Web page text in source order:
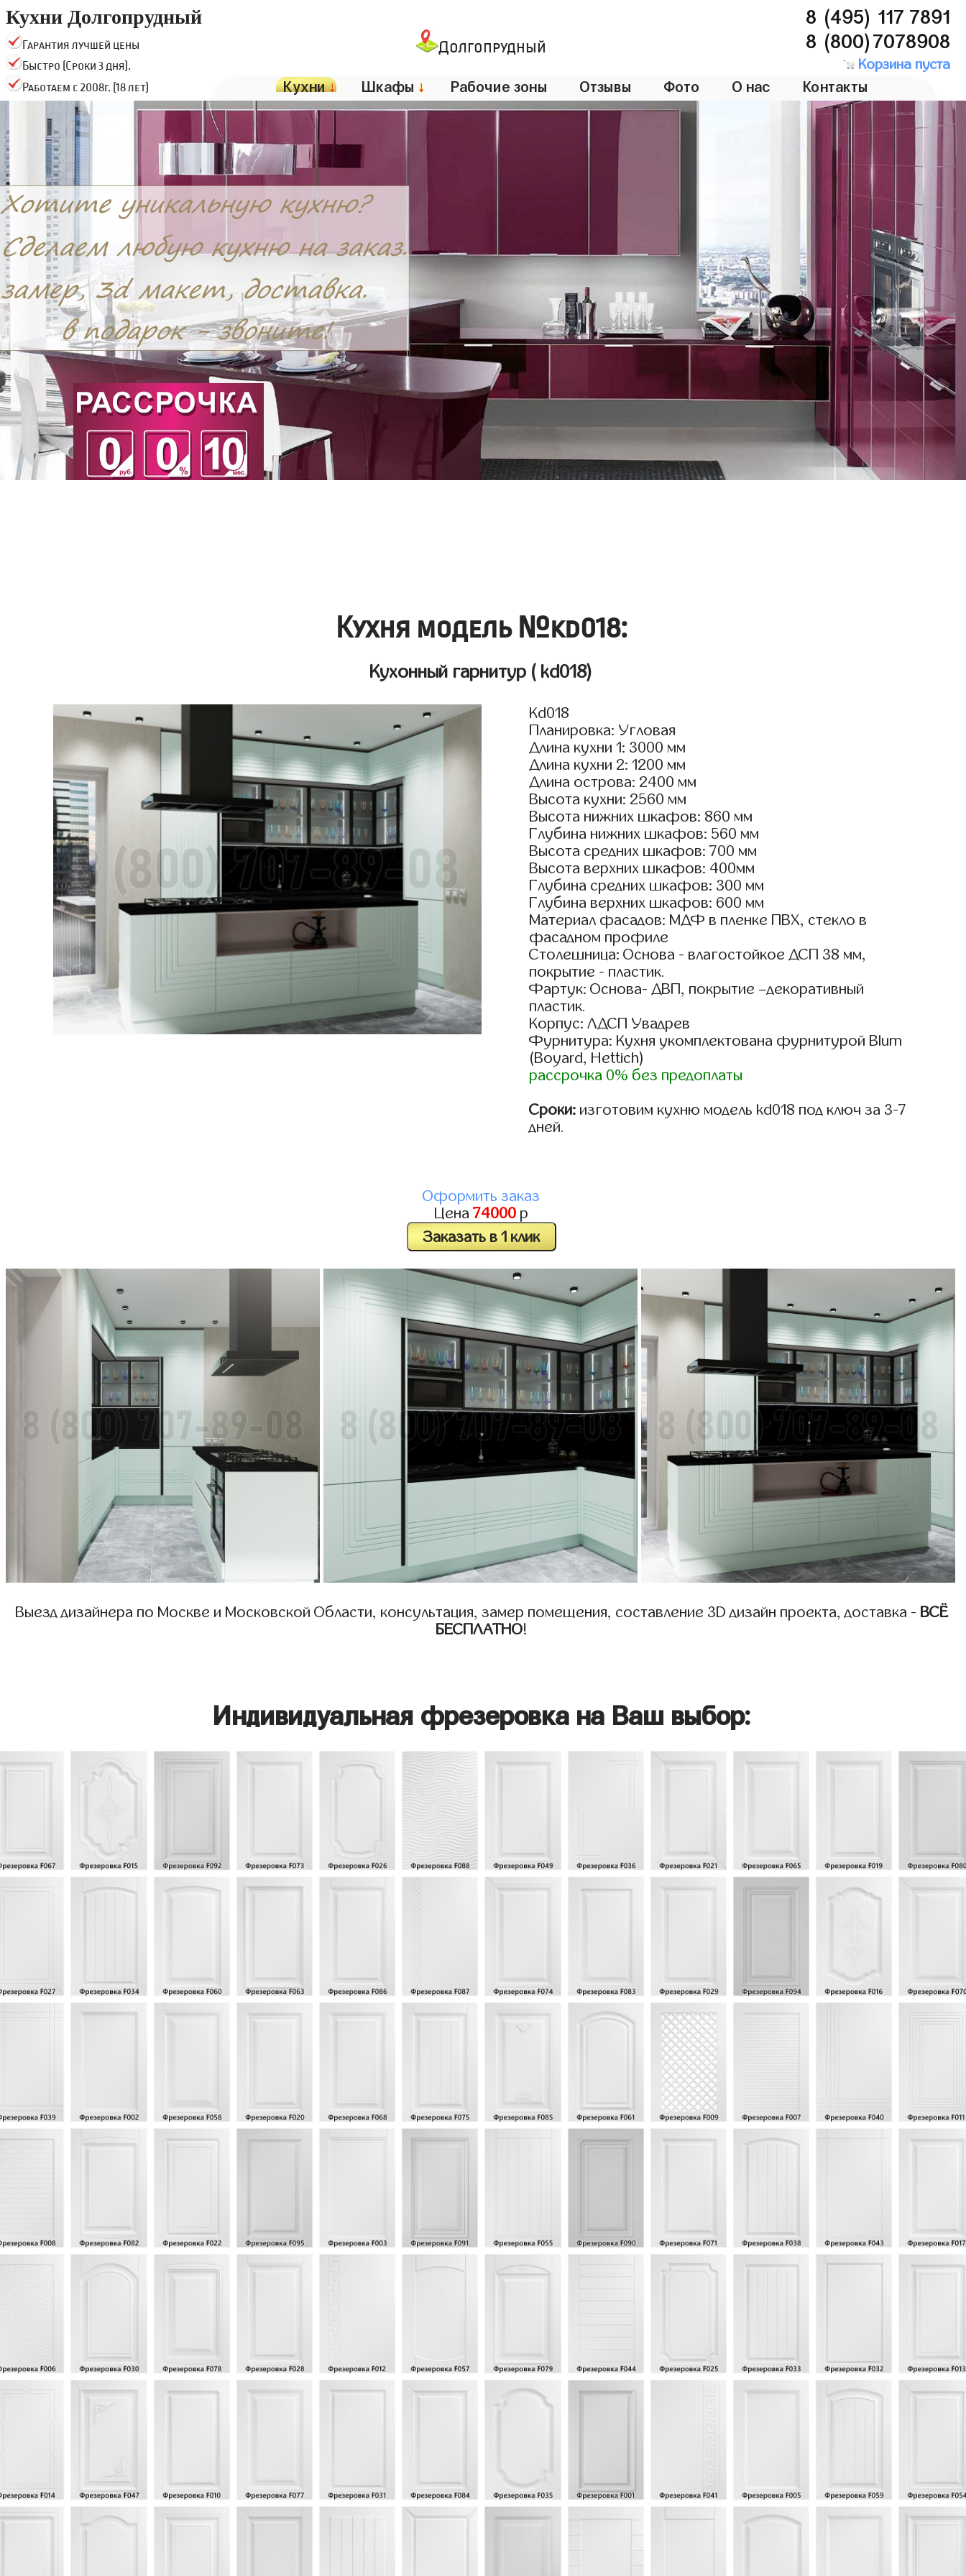
Кухни Долгопрудный
Гарантия лучшей цены
Быстро (Сроки 3 дня).
Работаем с 2008г. (18 лет)
Долгопрудный
8 (495) 117 7891
8 (800)7078908
Корзина пуста
Кухни↓ Шкафы ↓ Рабочие зоны Отзывы Фото О нас Контакты
Кухня модель №kd018:
Кухонный гарнитур ( kd018)
Kd018
Планировка: Угловая
Длина кухни 1: 3000 мм
Длина кухни 2: 1200 мм
Длина острова: 2400 мм
Высота кухни: 2560 мм
Высота нижних шкафов: 860 мм
Глубина нижних шкафов: 560 мм
Высота средних шкафов: 700 мм
Высота верхних шкафов: 400мм
Глубина средних шкафов: 300 мм
Глубина верхних шкафов: 600 мм
Материал фасадов: МДФ в пленке ПВХ, стекло в
фасадном профиле
Столешница: Основа - влагостойкое ДСП 38 мм,
покрытие - пластик.
Фартук: Основа- ДВП, покрытие –декоративный
пластик.
Корпус: ЛДСП Увадрев
Фурнитура: Кухня укомплектована фурнитурой Blum
(Boyard, Hettich)
рассрочка 0% без предоплаты
Сроки: изготовим кухню модель kd018 под ключ за 3-7
дней.
Оформить заказ
Цена74000 р
Заказать в 1 клик
Выезд дизайнера по Москве и Московской Области, консультация, замер помещения, составление 3D дизайн проекта, доставка - ВСЁ
БЕСПЛАТНО!
Индивидуальная фрезеровка на Ваш выбор: